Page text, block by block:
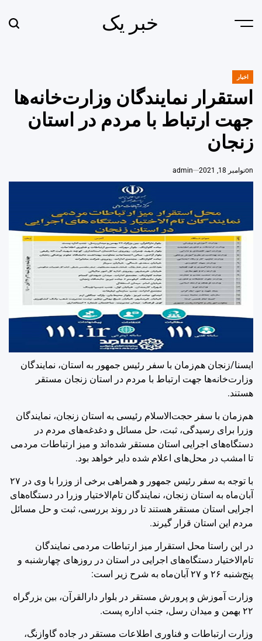
Menu خبر یک
POSTED
IN
اخبار
استقرار نمایندگان وزارت‌خانه‌ها
جهت ارتباط با مردم در استان
زنجان
onنوامبر 18, 2021 admin
ایسنا/زنجان هم‌زمان با سفر رئیس جمهور به استان، نمایندگان
وزارت‌خانه‌ها جهت ارتباط با مردم در استان زنجان مستقر
هستند.
هم‌زمان با سفر حجت‌الاسلام رئیسی به استان زنجان، نمایندگان
وزرا برای رسیدگی، ثبت، حل مسائل و دغدغه‌های مردم در
دستگاه‌های اجرایی استان مستقر شده‌اند و میز ارتباطات مردمی
تا امشب در محل‌های اعلام شده دایر خواهد بود.
با توجه به سفر رئیس جمهور و همراهی برخی از وزرا با وی در ۲۷
آبان‌ماه به استان زنجان، نمایندگان تام‌الاختیار وزرا در دستگاه‌های
اجرایی استان مستقر هستند تا در روند بررسی، ثبت و حل مسائل
مردم این استان قرار گیرند.
در این راستا محل استقرار میز ارتباطات مردمی نمایندگان
تام‌الاختیار دستگاه‌های اجرایی در استان در روزهای چهارشنبه و
پنج‌شنبه ۲۶ و ۲۷ آبان‌ماه به شرح زیر است:
وزارت آموزش و پرورش مستقر در بلوار دارالقرآن، بین بزرگراه
۲۲ بهمن و میدان رسل، جنب اداره پست.
وزارت ارتباطات و فناوری اطلاعات مستقر در جاده گاوازنگ،